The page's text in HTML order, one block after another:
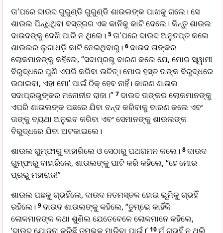
ତା'ପରେ ଦାଉଦ ଗୁରୁଣ୍ଡି ଗୁରୁଣ୍ଡି ଶାଉଲଙ୍କ ପାଖକୁ ଗଲେ। ସେ
ଶାଉଲ ପିନ୍ଧିଥିବା ବସ୍ତ୍ରର ଏକ କାନିକୁ କାଟି ଦେଲେ। କିନ୍ତୁ ଶାଉଲ
ଦାଉଦଙ୍କୁ ଦେଖି ପାରି ନ ଥିଲେ। 5ତା'ପରେ ଦାଉଦ ଅନୁତପ୍ତ କଲେ
ଶାଉଲର ଲୁଗାଧଡ଼ି କାଟି ନେଇଥିବାରୁ। 6ଦାଉଦ ତାଙ୍କର
ଲୋକମାନଙ୍କୁ କହିଲେ, “ସଦାପ୍ରଭୁ ବାରଣ କଲେ ଯେ, ମୋର ସ୍ୱାମୀ
ବିରୁଦ୍ଧରେ ପୁଣି ଏପରି କରିବା ଉଚିତ୍। ମୋର ହସ୍ତ ତାଙ୍କ ବିରୁଦ୍ଧରେ
ଉଠାଇବା, ଏହା ମୋ’ ପାଇଁ ଠିକ୍ ହେବ ନାହିଁ। କାରଣ ଶାଉଲ
ସଦାପ୍ରଭୁଙ୍କର ମନୋନୀତ ରାଜା।” 7ଦାଉଦ ତାଙ୍କର ଲୋକମାନଙ୍କୁ
ଏପରି ଶାଉଲଙ୍କ ପଛରେ ଯିବା ବନ୍ଦ କରିବାକୁ ବାରଣ କଲେ ଏବଂ
ତାଙ୍କୁ ବ୍ୟଥା ଅନୁଭବ କରିବା ଏବଂ ସେମାନଙ୍କୁ ଶାଉଲଙ୍କ
ବିରୁଦ୍ଧରେ ଯିବା ଅଟକାଇଲେ।
ଶାଉଲ ଗୁମ୍ଫାରୁ ବାହାରିଲେ ଓ ସେଠାରୁ ପଥଗମନ କଲେ। 8ଦାଉଦ
ଗୁମ୍ଫାରୁ ବାହାରିଲେ, ଶାଉଲଙ୍କୁ ପାଟି କରି କହିଲେ, “ହେ ମୋର
ପ୍ରଭୁ ମହାରାଜ!”
ଶାଉଲ ପଛକୁ ଗ୍ଭହିଁଲେ, ଦାଉଦ ନତମସ୍ତକ ହୋଇ ଭୂମିକୁ ଗ୍ଭହିଁ
ରହିଲେ। 9ଦାଉଦ ଶାଉଲଙ୍କୁ କହିଲେ, “ତୁମ୍ଭେ କାହିଁକି
ଲୋକମାନଙ୍କ କଥା ଶୁଣିଲ ଯେତେବେଳେ ଲୋକମାନେ କହିଲେ,
‘ଦାଉଦ ଯୋଜନା କରିଛି ତୁମ୍ଭକୁ ମାରିବା ପାଇଁ।’ 10ମୁଁ ଗ୍ଭହିଁ ନ ଥିଲି